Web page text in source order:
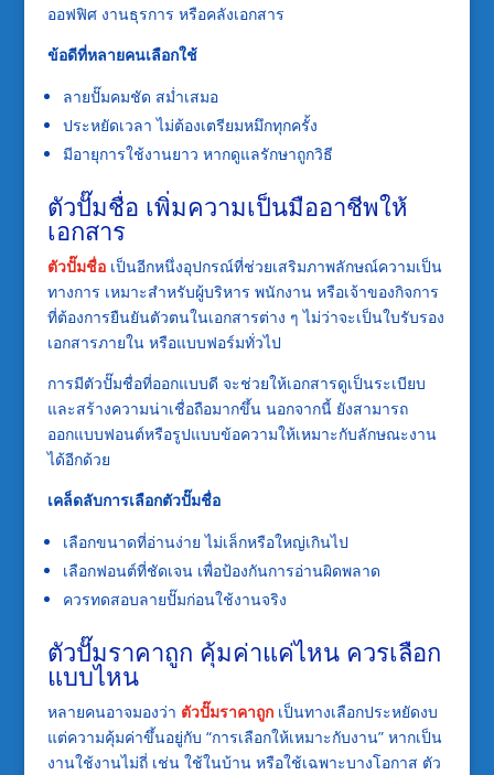
ออฟฟิศ งานธุรการ หรือคลังเอกสาร
ข้อดีที่หลายคนเลือกใช้
ลายปั๊มคมชัด สม่ำเสมอ
ประหยัดเวลา ไม่ต้องเตรียมหมึกทุกครั้ง
มีอายุการใช้งานยาว หากดูแลรักษาถูกวิธี
ตัวปั๊มชื่อ เพิ่มความเป็นมืออาชีพให้
เอกสาร
ตัวปั๊มชื่อเป็นอีกหนึ่งอุปกรณ์ที่ช่วยเสริมภาพลักษณ์ความเป็น
ทางการ เหมาะสำหรับผู้บริหาร พนักงาน หรือเจ้าของกิจการ
ที่ต้องการยืนยันตัวตนในเอกสารต่าง ๆ ไม่ว่าจะเป็นใบรับรอง
เอกสารภายใน หรือแบบฟอร์มทั่วไป
การมีตัวปั๊มชื่อที่ออกแบบดี จะช่วยให้เอกสารดูเป็นระเบียบ
และสร้างความน่าเชื่อถือมากขึ้น นอกจากนี้ ยังสามารถ
ออกแบบฟอนต์หรือรูปแบบข้อความให้เหมาะกับลักษณะงาน
ได้อีกด้วย
เคล็ดลับการเลือกตัวปั๊มชื่อ
เลือกขนาดที่อ่านง่าย ไม่เล็กหรือใหญ่เกินไป
เลือกฟอนต์ที่ชัดเจน เพื่อป้องกันการอ่านผิดพลาด
ควรทดสอบลายปั๊มก่อนใช้งานจริง
ตัวปั๊มราคาถูก คุ้มค่าแค่ไหน ควรเลือก
แบบไหน
หลายคนอาจมองว่า ตัวปั๊มราคาถูกเป็นทางเลือกประหยัดงบ
แต่ความคุ้มค่าขึ้นอยู่กับ “การเลือกให้เหมาะกับงาน” หากเป็น
งานใช้งานไม่ถี่ เช่น ใช้ในบ้าน หรือใช้เฉพาะบางโอกาส ตัว